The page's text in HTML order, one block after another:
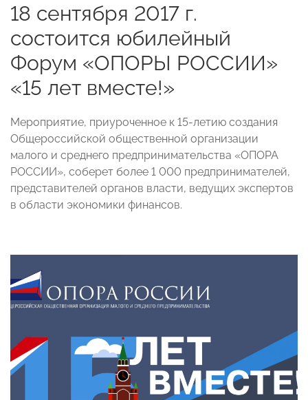
18 сентября 2017 г.
состоится юбилейный
Форум «ОПОРЫ РОССИИ»
«15 лет вместе!»
Мероприятие, приуроченное к 15-летию создания
Общероссийской общественной организации
малого и среднего предпринимательства «ОПОРА
РОССИИ», соберет более 1 000 предпринимателей,
представителей органов власти, ведущих экспертов
в области экономики финансов.